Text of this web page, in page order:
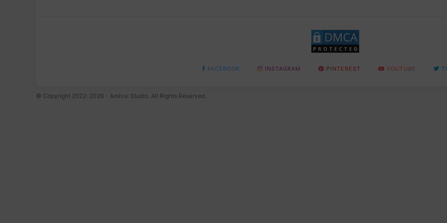
FACEBOOK INSTAGRAM PINTEREST YOUTUBE
© Copyright 2022-2026 - Amivui Studio. All Rights Reserved.